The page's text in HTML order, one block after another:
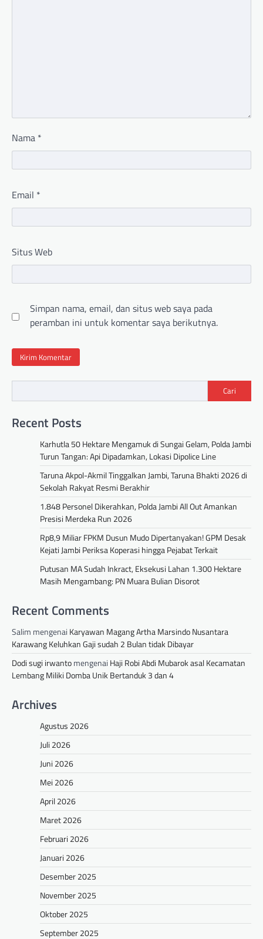
Nama *
Email *
Situs Web
Simpan nama, email, dan situs web saya pada
peramban ini untuk komentar saya berikutnya.
Cari
Recent Posts
Karhutla 50 Hektare Mengamuk di Sungai Gelam, Polda Jambi
Turun Tangan: Api Dipadamkan, Lokasi Dipolice Line
Taruna Akpol-Akmil Tinggalkan Jambi, Taruna Bhakti 2026 di
Sekolah Rakyat Resmi Berakhir
1.848 Personel Dikerahkan, Polda Jambi All Out Amankan
Presisi Merdeka Run 2026
Rp8,9 Miliar FPKM Dusun Mudo Dipertanyakan! GPM Desak
Kejati Jambi Periksa Koperasi hingga Pejabat Terkait
Putusan MA Sudah Inkract, Eksekusi Lahan 1.300 Hektare
Masih Mengambang: PN Muara Bulian Disorot
Recent Comments
Salim mengenai Karyawan Magang Artha Marsindo Nusantara
Karawang Keluhkan Gaji sudah 2 Bulan tidak Dibayar
Dodi sugi irwantomengenai Haji Robi Abdi Mubarok asal Kecamatan
Lembang Miliki Domba Unik Bertanduk 3 dan 4
Archives
Agustus 2026
Juli 2026
Juni 2026
Mei 2026
April 2026
Maret 2026
Februari 2026
Januari 2026
Desember 2025
November 2025
Oktober 2025
September 2025